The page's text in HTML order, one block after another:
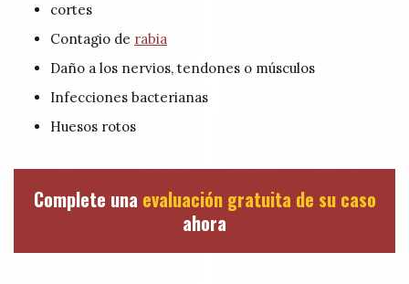
cortes
Contagio de rabia
Daño a los nervios, tendones o músculos
Infecciones bacterianas
Huesos rotos
Complete una evaluación gratuita de su caso
ahora